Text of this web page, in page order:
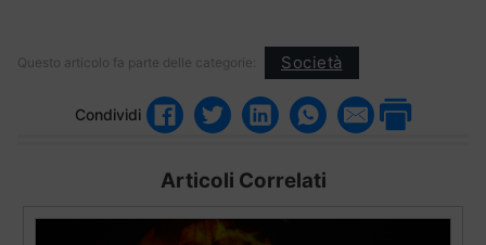
Questo articolo fa parte delle categorie: Società
Condividi
Articoli Correlati